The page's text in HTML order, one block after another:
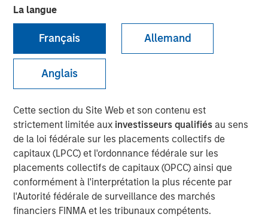
La langue
Français Allemand
Anglais
Cette section du Site Web et son contenu est
strictement limitée aux investisseurs qualifiésau sens
de la loi fédérale sur les placements collectifs de
capitaux (LPCC) et l'ordonnance fédérale sur les
placements collectifs de capitaux (OPCC) ainsi que
conformément à l'interprétation la plus récente par
l'Autorité fédérale de surveillance des marchés
financiers FINMA et les tribunaux compétents.
20 AOÛT 2018
MIDLAND, TX — August 20, 2018
Investment funds managed by Morgan Stanley Energy
Partners (collectively, “MSEP”), part of Morgan Stanley
Investment Management, and Midland, Texas-based
Catalyst Energy Services LLC (“Catalyst” or the
“Company”) announced today a strategic partnership
whereby MSEP has made a majority equity investment in
Catalyst to support the growth of the Company’s pressure